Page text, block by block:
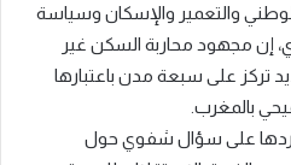
والتعمير والإسكان وسياسة
إن مجهود محاربة السكن غير
تركز على سبعة مدن باعتبارها
على سؤال شفوي حول